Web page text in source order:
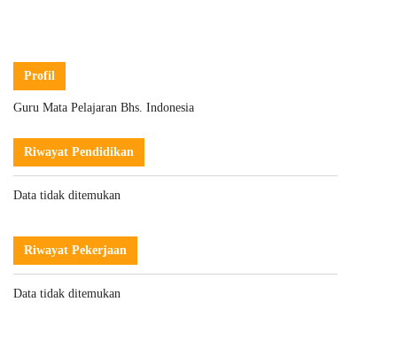
Profil
Guru Mata Pelajaran Bhs. Indonesia
Riwayat Pendidikan
Data tidak ditemukan
Riwayat Pekerjaan
Data tidak ditemukan